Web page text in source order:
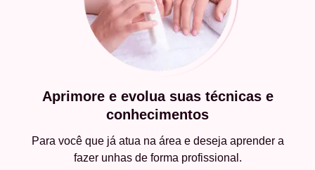
Aprimore e evolua suas técnicas e
conhecimentos
Para você que já atua na área e deseja aprender a
fazer unhas de forma profissional.